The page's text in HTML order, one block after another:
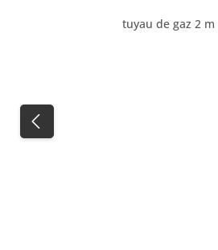
tuyau de gaz 2 m